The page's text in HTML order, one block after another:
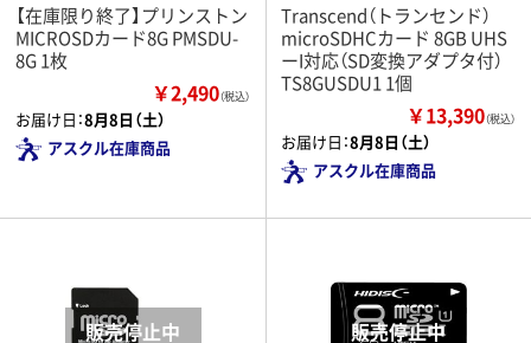
【在庫限り終了】プリンストン
MICROSDカード8G PMSDU-
8G 1枚
￥2,490（税込）
お届け日：8月8日（土）
アスクル在庫商品
Transcend（トランセンド）
microSDHCカード 8GB UHS
ーI対応（SD変換アダプタ付）
TS8GUSDU1 1個
￥13,390（税込）
お届け日：8月8日（土）
アスクル在庫商品